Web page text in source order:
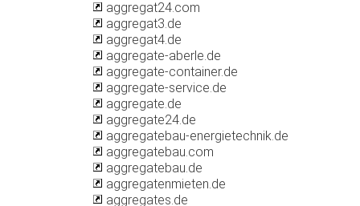
aggregat24.com
aggregat3.de
aggregat4.de
aggregate-aberle.de
aggregate-container.de
aggregate-service.de
aggregate.de
aggregate24.de
aggregatebau-energietechnik.de
aggregatebau.com
aggregatebau.de
aggregatenmieten.de
aggregates.de